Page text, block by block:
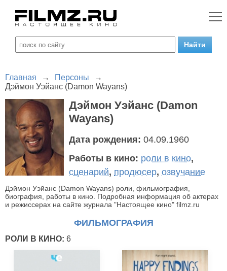
Главная → Персоны
→
Дэймон Уэйанс (Damon Wayans)
Дэймон Уэйанс (Damon
Wayans)
Дата рождения: 04.09.1960
Работы в кино: роли в кино,
сценарий, продюсер, озвучание
Дэймон Уэйанс (Damon Wayans) роли, фильмография,
биография, работы в кино. Подробная информация об актерах
и режиссерах на сайте журнала "Настоящее кино" filmz.ru
ФИЛЬМОГРАФИЯ
РОЛИ В КИНО: 6